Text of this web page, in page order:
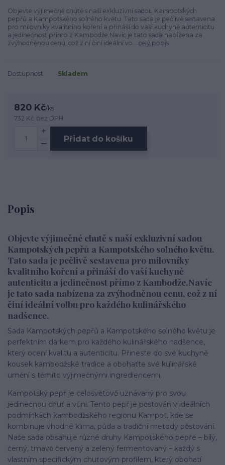
Objevte výjimečné chutě s naší exkluzivní sadou Kampotských
pepřů a Kampotského solného květu. Tato sada je pečlivě sestavena
pro milovníky kvalitního koření a přináší do vaší kuchyně autenticitu
a jedinečnost přímo z Kambodže.Navíc je tato sada nabízena za
zvýhodněnou cenu, což z ní činí ideální vo... celý popis
Dostupnost Skladem
820 Kč/ks
732 Kč bez DPH
Přidat do košíku
Popis
Objevte výjimečné chutě s naší exkluzivní sadou
Kampotských pepřů a Kampotského solného květu.
Tato sada je pečlivě sestavena pro milovníky
kvalitního koření a přináší do vaší kuchyně
autenticitu a jedinečnost přímo z Kambodže.Navíc
je tato sada nabízena za zvýhodněnou cenu, což z ní
činí ideální volbu pro každého kulinářského
nadšence.
Sada Kampotských pepřů a Kampotského solného květu je
perfektním dárkem pro každého kulinářského nadšence,
který ocení kvalitu a autenticitu. Přineste do své kuchyně
kousek kambodžské tradice a obohaťte své kulinářské
umění s těmito výjimečnými ingrediencemi.
Kampotský pepř je celosvětově uznávaný pro svou
jedinečnou chuť a vůni. Tento pepř je pěstován v ideálních
podmínkách kambodžského regionu Kampot, kde se
kombinuje vhodné klima, půda a tradiční metody pěstování.
Naše sada obsahuje různé druhy Kampotského pepře – bílý,
černý, tmavě červený a zelený fermentovaný – každý s
vlastním specifickým chuťovým profilem, který obohatí